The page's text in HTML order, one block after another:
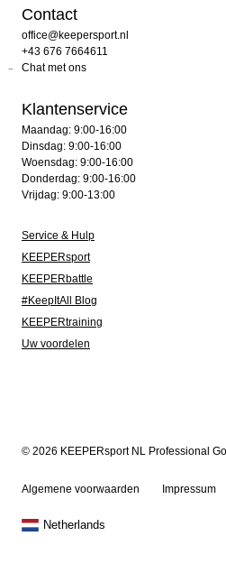
Contact
office@keepersport.nl
+43 676 7664611
Chat met ons
Klantenservice
Maandag: 9:00-16:00
Dinsdag: 9:00-16:00
Woensdag: 9:00-16:00
Donderdag: 9:00-16:00
Vrijdag: 9:00-13:00
Service & Hulp
KEEPERsport
KEEPERbattle
#KeepItAll Blog
KEEPERtraining
Uw voordelen
© 2026 KEEPERsport NL Professional
Algemene voorwaarden Impressum
Netherlands